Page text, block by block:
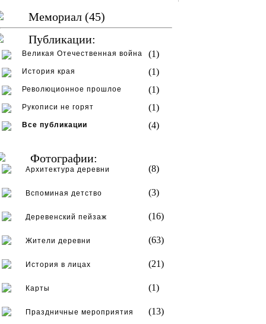
Мемориал (45)
Публикации:
Великая Отечественная война (1)
История края (1)
Революционное прошлое (1)
Рукописи не горят (1)
Все публикации (4)
Фотографии:
Архитектура деревни (8)
Вспоминая детство (3)
Деревенский пейзаж (16)
Жители деревни (63)
История в лицах (21)
Карты (1)
Праздничные мероприятия (13)